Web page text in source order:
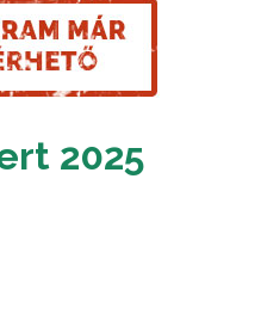
2025